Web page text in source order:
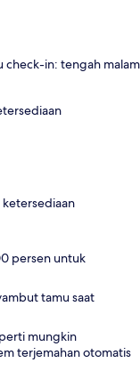
check-in: tengah malam
persen untuk
tamu saat
mungkin
terjemahan otomatis